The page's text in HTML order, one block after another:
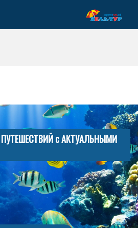
с АКТУАЛЬНЫМИ